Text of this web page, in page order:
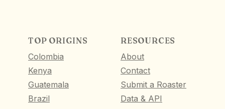
TOP ORIGINS
Colombia
Kenya
Guatemala
Brazil
RESOURCES
About
Contact
Submit a Roaster
Data & API